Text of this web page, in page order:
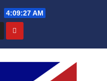
4:09:28 AM